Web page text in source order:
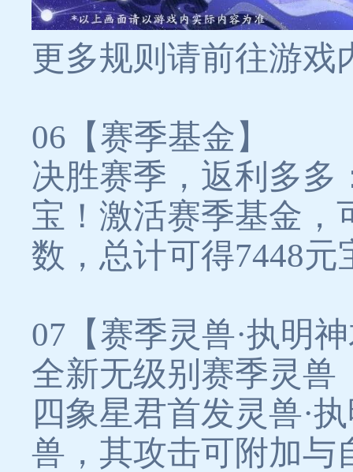
更多规则请前往游戏
06【赛季基金】
决胜赛季，返利多多
宝！激活赛季基金，
数，总计可得7448元
07【赛季灵兽·执明
全新无级别赛季灵兽
四象星君首发灵兽·
兽，其攻击可附加与